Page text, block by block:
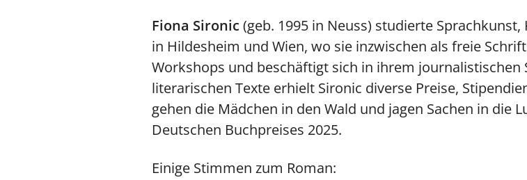
Fiona Sironic (geb. 1995 in Neuss) studierte
in Hildesheim und Wien, wo sie inzwischen als freie
Workshops und beschäftigt sich in ihrem journalistischen
literarischen Texte erhielt Sironic diverse Preise,
gehen die Mädchen in den Wald und jagen Sachen in die
Deutschen Buchpreises 2025.
Einige Stimmen zum Roman: